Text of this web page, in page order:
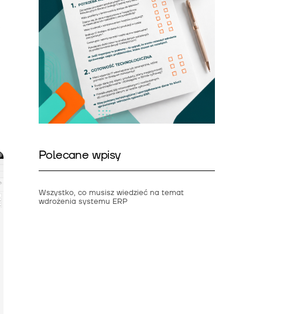
Polecane wpisy
Wszystko, co musisz wiedzieć na temat
wdrożenia systemu ERP